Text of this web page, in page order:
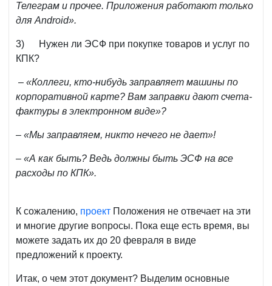
Телеграм и прочее. Приложения работают только
для Android».
3) Нужен ли ЭСФ при покупке товаров и услуг по
КПК?
– «Коллеги, кто-нибудь заправляет машины по
корпоративной карте? Вам заправки дают счета-
фактуры в электронном виде»?
– «Мы заправляем, никто нечего не дает»!
– «А как быть? Ведь должны быть ЭСФ на все
расходы по КПК».
К сожалению, проект Положения не отвечает на эти
и многие другие вопросы. Пока еще есть время, вы
можете задать их до 20 февраля в виде
предложений к проекту.
Итак, о чем этот документ? Выделим основные